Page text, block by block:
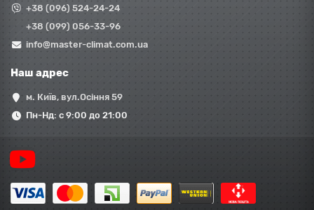
+38 (096) 524-24-24
+38 (099) 056-33-96
info@master-climat.com.ua
Наш адрес
м. Київ, вул.Осіння 59
Пн-Нд: с 9:00 до 21:00